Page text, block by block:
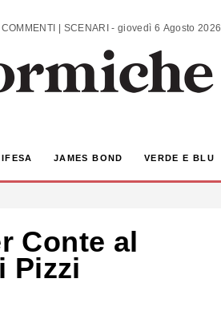
ANALISI | COMMENTI | SCENARI - giovedì 6 Agosto 2026
JAMES BOND VERDE E BLU
Conte al
Pizzi